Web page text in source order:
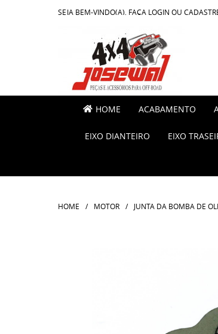
SEJA BEM-VINDO(A), FAÇA LOGIN OU
HOME ACABAMENTO
EIXO DIANTEIRO EIXO
HOME MOTOR JUNTA DA BOMBA DE